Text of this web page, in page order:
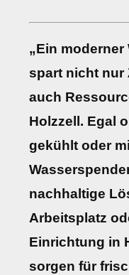
„Ein
spart nicht nur
auch
Holzzell. Egal
gekühlt oder
nachhaltige
Arbeitsplatz
Einrichtung in
sorgen für